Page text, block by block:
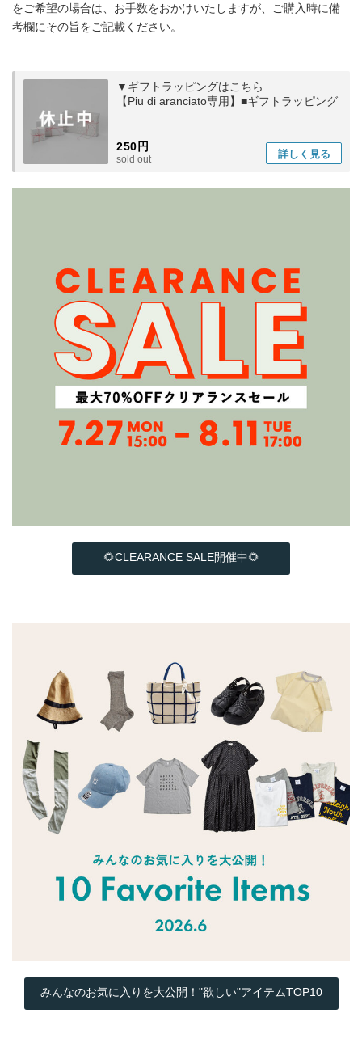
をご希望の場合は、お手数をおかけいたしますが、ご購入時に備
考欄にその旨をご記載ください。
▼ギフトラッピングはこちら
【Piu di aranciato専用】■ギフトラッピング
250円
sold out 詳しく 見る
🌻CLEARANCE SALE開催中🌻
みんなのお気に入りを大公開！"欲しい"アイテムTOP10